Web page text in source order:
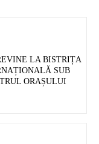
LA BISTRIȚA
SUB
ORAȘULUI